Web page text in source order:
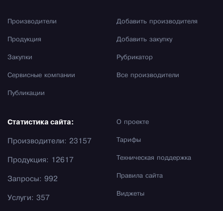
Производители
Продукция
Закупки
Сервисные компании
Публикации
Добавить производителя
Добавить закупку
Рубрикатор
Все производители
О проекте
Тарифы
Техническая поддержка
Правила сайта
Виджеты
Статистика сайта:
Производители: 23157
Продукция: 12617
Запросы: 992
Услуги: 357